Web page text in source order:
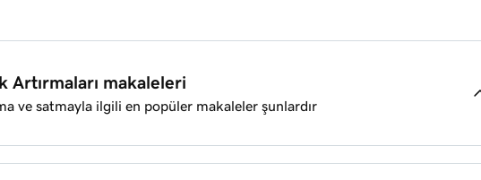
Artırmaları makaleleri
ve satmayla ilgili en popüler makaleler şunlardır